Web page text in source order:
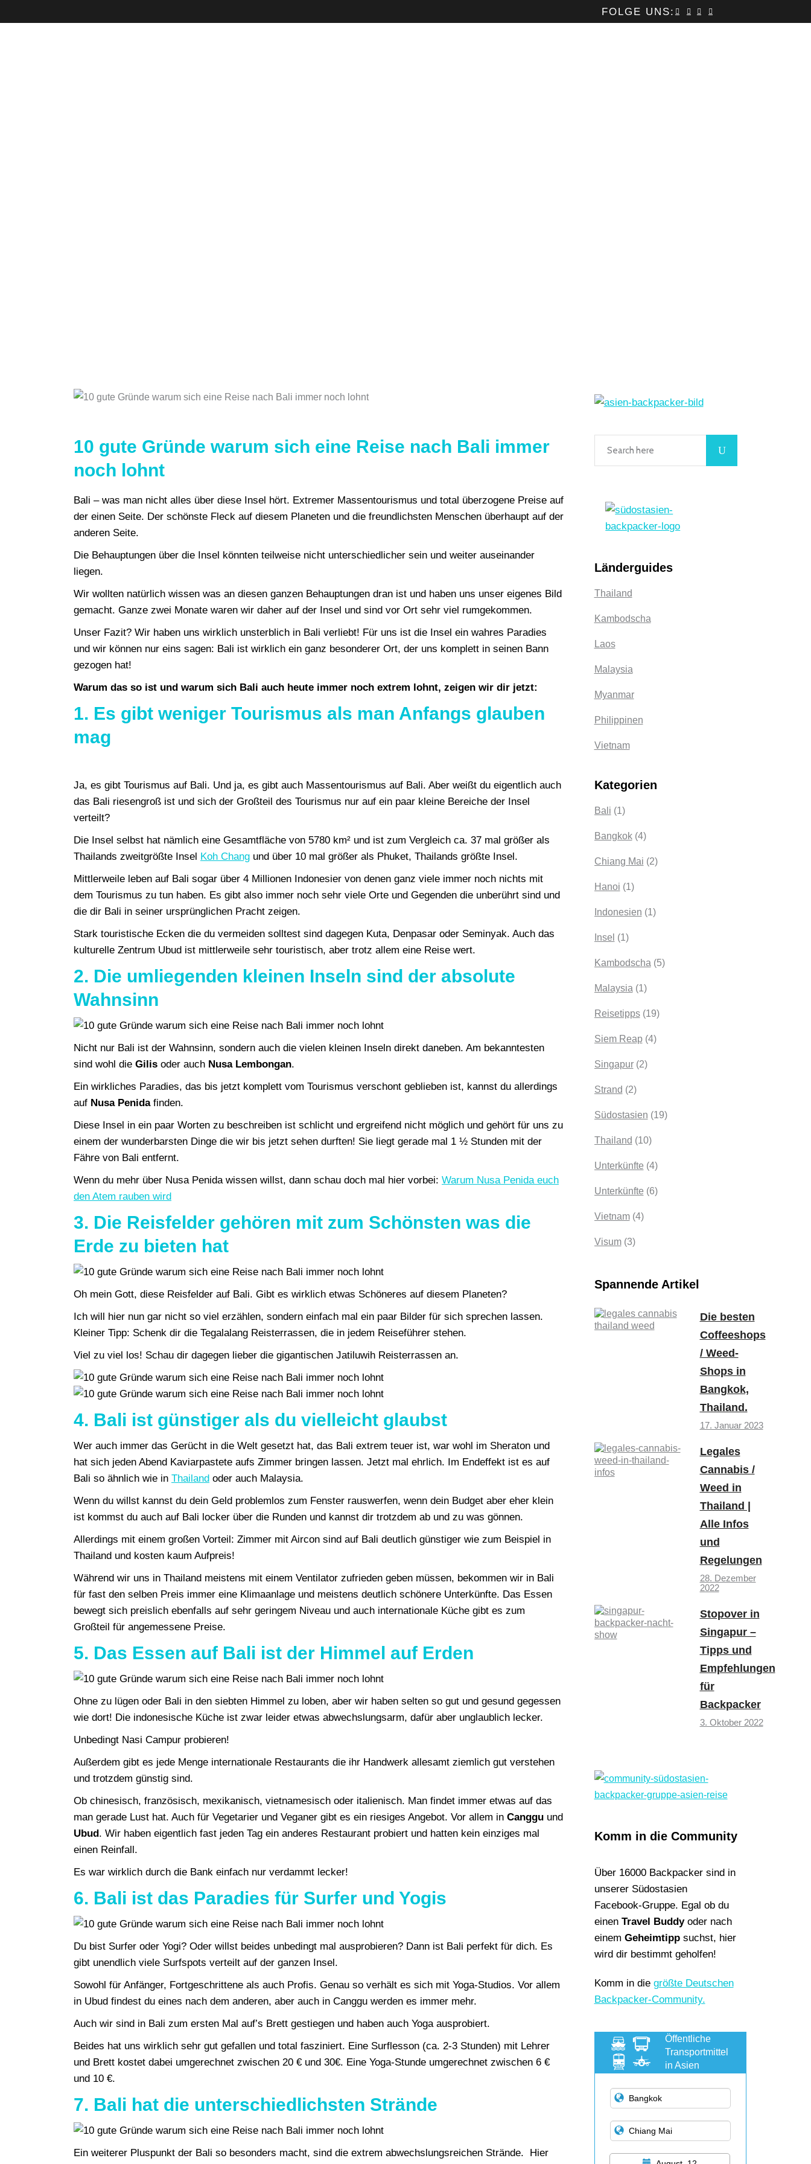
FOLGE UNS:
10 gute Gründe warum sich eine Reise nach Bali immer
noch lohnt
Bali – was man nicht alles über diese Insel hört. Extremer Massentourismus und total überzogene Preise auf
der einen Seite. Der schönste Fleck auf diesem Planeten und die freundlichsten Menschen überhaupt auf der
anderen Seite.
Die Behauptungen über die Insel könnten teilweise nicht unterschiedlicher sein und weiter auseinander
liegen.
Wir wollten natürlich wissen was an diesen ganzen Behauptungen dran ist und haben uns unser eigenes Bild
gemacht. Ganze zwei Monate waren wir daher auf der Insel und sind vor Ort sehr viel rumgekommen.
Unser Fazit? Wir haben uns wirklich unsterblich in Bali verliebt! Für uns ist die Insel ein wahres Paradies
und wir können nur eins sagen: Bali ist wirklich ein ganz besonderer Ort, der uns komplett in seinen Bann
gezogen hat!
Warum das so ist und warum sich Bali auch heute immer noch extrem lohnt, zeigen wir dir jetzt:
1. Es gibt weniger Tourismus als man Anfangs glauben
mag
Ja, es gibt Tourismus auf Bali. Und ja, es gibt auch Massentourismus auf Bali. Aber weißt du eigentlich auch
das Bali riesengroß ist und sich der Großteil des Tourismus nur auf ein paar kleine Bereiche der Insel
verteilt?
Die Insel selbst hat nämlich eine Gesamtfläche von 5780 km² und ist zum Vergleich ca. 37 mal größer als
Thailands zweitgrößte Insel
Koh Chang und über 10 mal größer als Phuket, Thailands größte Insel.
Mittlerweile leben auf Bali sogar über 4 Millionen Indonesier von denen ganz viele immer noch nichts mit
dem Tourismus zu tun haben. Es gibt also immer noch sehr viele Orte und Gegenden die unberührt sind und
die dir Bali in seiner ursprünglichen Pracht zeigen.
Stark touristische Ecken die du vermeiden solltest sind dagegen Kuta, Denpasar oder Seminyak. Auch das
kulturelle Zentrum Ubud ist mittlerweile sehr touristisch, aber trotz allem eine Reise wert.
2. Die umliegenden kleinen Inseln sind der absolute
Wahnsinn
Nicht nur Bali ist der Wahnsinn, sondern auch die vielen kleinen Inseln direkt daneben. Am bekanntesten
sind wohl die Gilis oder auch Nusa Lembongan.
Ein wirkliches Paradies, das bis jetzt komplett vom Tourismus verschont geblieben ist, kannst du allerdings
auf Nusa Penidafinden.
Diese Insel in ein paar Worten zu beschreiben ist schlicht und ergreifend nicht möglich und gehört für uns zu
einem der wunderbarsten Dinge die wir bis jetzt sehen durften! Sie liegt gerade mal 1 ½ Stunden mit der
Fähre von Bali entfernt.
Wenn du mehr über Nusa Penida wissen willst, dann schau doch mal hier vorbei: Warum Nusa Penida euch
den Atem rauben wird
3. Die Reisfelder gehören mit zum Schönsten was die
Erde zu bieten hat
Oh mein Gott, diese Reisfelder auf Bali. Gibt es wirklich etwas Schöneres auf diesem Planeten?
Ich will hier nun gar nicht so viel erzählen, sondern einfach mal ein paar Bilder für sich sprechen lassen.
Kleiner Tipp: Schenk dir die Tegalalang Reisterrassen, die in jedem Reiseführer stehen.
Viel zu viel los! Schau dir dagegen lieber die gigantischen Jatiluwih Reisterrassen an.
4. Bali ist günstiger als du vielleicht glaubst
Wer auch immer das Gerücht in die Welt gesetzt hat, das Bali extrem teuer ist, war wohl im Sheraton und
hat sich jeden Abend Kaviarpastete aufs Zimmer bringen lassen. Jetzt mal ehrlich. Im Endeffekt ist es auf
Bali so ähnlich wie in Thailand oder auch Malaysia.
Wenn du willst kannst du dein Geld problemlos zum Fenster rauswerfen, wenn dein Budget aber eher klein
ist kommst du auch auf Bali locker über die Runden und kannst dir trotzdem ab und zu was gönnen.
Allerdings mit einem großen Vorteil: Zimmer mit Aircon sind auf Bali deutlich günstiger wie zum Beispiel in
Thailand und kosten kaum Aufpreis!
Während wir uns in Thailand meistens mit einem Ventilator zufrieden geben müssen, bekommen wir in Bali
für fast den selben Preis immer eine Klimaanlage und meistens deutlich schönere Unterkünfte. Das Essen
bewegt sich preislich ebenfalls auf sehr geringem Niveau und auch internationale Küche gibt es zum
Großteil für angemessene Preise.
5. Das Essen auf Bali ist der Himmel auf Erden
Ohne zu lügen oder Bali in den siebten Himmel zu loben, aber wir haben selten so gut und gesund gegessen
wie dort! Die indonesische Küche ist zwar leider etwas abwechslungsarm, dafür aber unglaublich lecker.
Unbedingt Nasi Campur probieren!
Außerdem gibt es jede Menge internationale Restaurants die ihr Handwerk allesamt ziemlich gut verstehen
und trotzdem günstig sind.
Ob chinesisch, französisch, mexikanisch, vietnamesisch oder italienisch. Man findet immer etwas auf das
man gerade Lust hat. Auch für Vegetarier und Veganer gibt es ein riesiges Angebot. Vor allem in Canggu und
Ubud . Wir haben eigentlich fast jeden Tag ein anderes Restaurant probiert und hatten kein einziges mal
einen Reinfall.
Es war wirklich durch die Bank einfach nur verdammt lecker!
6. Bali ist das Paradies für Surfer und Yogis
Du bist Surfer oder Yogi? Oder willst beides unbedingt mal ausprobieren? Dann ist Bali perfekt für dich. Es
gibt unendlich viele Surfspots verteilt auf der ganzen Insel.
Sowohl für Anfänger, Fortgeschrittene als auch Profis. Genau so verhält es sich mit Yoga-Studios. Vor allem
in Ubud findest du eines nach dem anderen, aber auch in Canggu werden es immer mehr.
Auch wir sind in Bali zum ersten Mal auf’s Brett gestiegen und haben auch Yoga ausprobiert.
Beides hat uns wirklich sehr gut gefallen und total fasziniert. Eine Surflesson (ca. 2-3 Stunden) mit Lehrer
und Brett kostet dabei umgerechnet zwischen 20 € und 30€. Eine Yoga-Stunde umgerechnet zwischen 6 €
und 10 €.
7. Bali hat die unterschiedlichsten Strände
Ein weiterer Pluspunkt der Bali so besonders macht, sind die extrem abwechslungsreichen Strände. Hier
Länderguides
Thailand
Kambodscha
Laos
Malaysia
Myanmar
Philippinen
Vietnam
Kategorien
Bali (1)
Bangkok(4)
Chiang Mai (2)
Hanoi (1)
Indonesien (1)
Insel (1)
Kambodscha (5)
Malaysia (1)
Reisetipps(19)
Siem Reap(4)
Singapur(2)
Strand (2)
Südostasien (19)
Thailand (10)
Unterkünfte (4)
Unterkünfte (6)
Vietnam(4)
Visum(3)
Spannende Artikel
Die besten
Coffeeshops
/ Weed-
Shops in
Bangkok,
Thailand.
17. Januar 2023
Legales
Cannabis /
Weed in
Thailand |
Alle Infos
und
Regelungen
28. Dezember
2022
Stopover in
Singapur –
Tipps und
Empfehlungen
für
Backpacker
3. Oktober 2022
Komm in die Community
Über 16000 Backpacker sind in
unserer Südostasien
Facebook-Gruppe. Egal ob du
einen Travel Buddyoder nach
einem Geheimtippsuchst, hier
wird dir bestimmt geholfen!
Komm in die größte Deutschen
Backpacker-Community.
Öffentliche
Transportmittel
in Asien